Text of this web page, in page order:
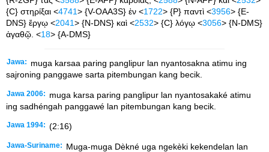
{C} στηρίξαι <4741> {V-OAA3S} ἐν <1722> {P} παντὶ <3956> {E-
DNS} ἔργῳ <2041> {N-DNS} καὶ <2532> {C} λόγῳ <3056> {N-DMS}
ἀγαθῷ. <18> {A-DMS}
Jawa:
muga karsaa paring panglipur lan nyantosakna atimu ing
sajroning panggawe sarta pitembungan kang becik.
Jawa 2006:
muga karsa paring panglipur lan nyantosakaké atimu
ing sadhéngah panggawé lan pitembungan kang becik.
Jawa 1994: (2:16)
Jawa-Suriname:
Muga-muga Dèkné uga ngekèki kekendelan lan